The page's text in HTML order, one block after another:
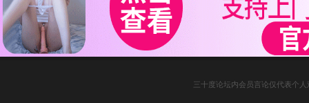
三十度论坛内会员言论仅代表个